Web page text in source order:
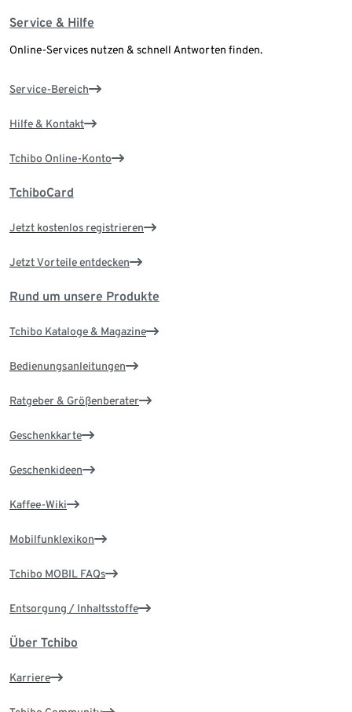
Service & Hilfe
Online-Services nutzen & schnell Antworten finden.
Service-Bereich
Hilfe & Kontakt
Tchibo Online-Konto
TchiboCard
Jetzt kostenlos registrieren
Jetzt Vorteile entdecken
Rund um unsere Produkte
Tchibo Kataloge & Magazine
Bedienungsanleitungen
Ratgeber & Größenberater
Geschenkkarte
Geschenkideen
Kaffee-Wiki
Mobilfunklexikon
Tchibo MOBIL FAQs
Entsorgung / Inhaltsstoffe
Über Tchibo
Karriere